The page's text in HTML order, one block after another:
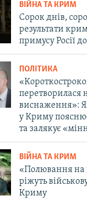
ВІЙНА ТА КРИМ
Сорок днів,
результати
примусу Росії
ПОЛІТИКА
перетворилася
виснаження»:
у Криму
та залякує
ВІЙНА ТА КРИМ
«Полювання на
ріжуть
Криму